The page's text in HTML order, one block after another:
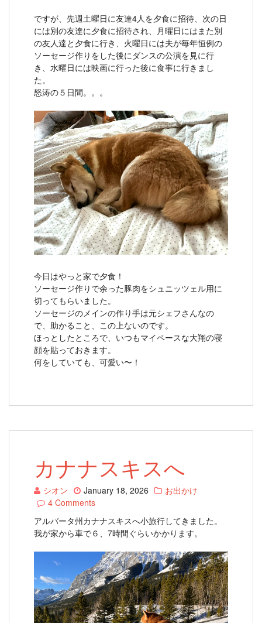
ですが、先週土曜日に友達4人を夕食に招待、次の日
には別の友達に夕食に招待され、月曜日にはまた別
の友人達と夕食に行き、火曜日には夫が毎年恒例の
ソーセージ作りをした後にダンスの公演を見に行
き、水曜日には映画に行った後に食事に行きまし
た。
怒涛の５日間。。。
今日はやっと家で夕食！
ソーセージ作りで余った豚肉をシュニッツェル用に
切ってもらいました。
ソーセージのメインの作り手は元シェフさんなの
で、助かること、この上ないのです。
ほっとしたところで、いつもマイペースな大翔の寝
顔を貼っておきます。
何をしていても、可愛い〜！
カナナスキスへ
シオン January 18, 2026
お出かけ
4 Comments
アルバータ州カナナスキスへ小旅行してきました。
我が家から車で６、7時間ぐらいかかります。